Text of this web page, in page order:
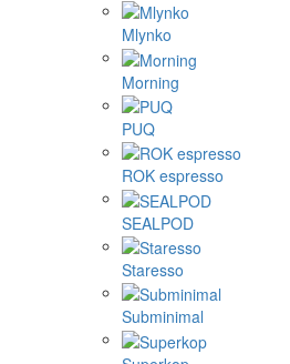
Mlynko
Morning
PUQ
ROK espresso
SEALPOD
Staresso
Subminimal